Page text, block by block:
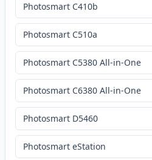
Photosmart C410b
Photosmart C510a
Photosmart C5380 All-in-One
Photosmart C6380 All-in-One
Photosmart D5460
Photosmart eStation